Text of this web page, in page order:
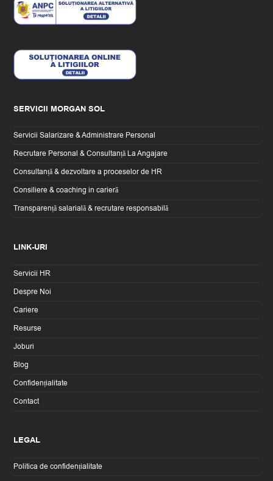
SERVICII MORGAN SOL
Servicii Salarizare & Administrare Personal
Recrutare Personal & Consultanță La Angajare
Consultanță & dezvoltare a proceselor de HR
Consiliere & coaching in carieră
Transparență salarială & recrutare responsabilă
LINK-URI
Servicii HR
Despre Noi
Cariere
Resurse
Joburi
Blog
Confidențialitate
Contact
LEGAL
Politica de confidențialitate